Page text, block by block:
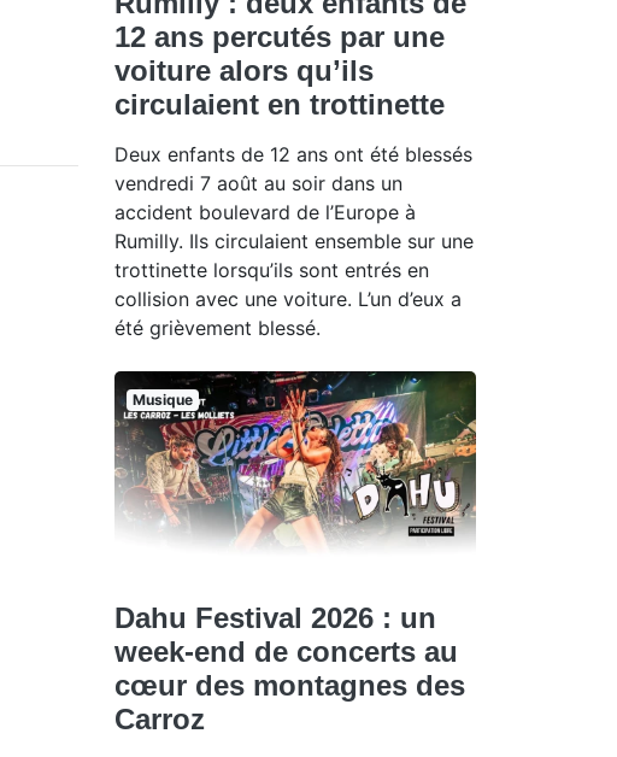
12 ans percutés par une
voiture alors qu’ils
circulaient en trottinette
Deux enfants de 12 ans ont été blessés
vendredi 7 août au soir dans un
accident boulevard de l’Europe à
Rumilly. Ils circulaient ensemble sur une
trottinette lorsqu’ils sont entrés en
collision avec une voiture. L’un d’eux a
été grièvement blessé.
Musique
Dahu Festival 2026 : un
week-end de concerts au
cœur des montagnes des
Carroz